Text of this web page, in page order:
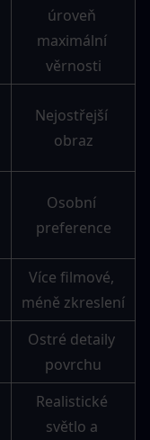
úroveň
maximální
věrnosti
Nejostřejší
obraz
Osobní
preference
Více filmové,
méně zkreslení
Ostré detaily
povrchu
Realistické
světlo a